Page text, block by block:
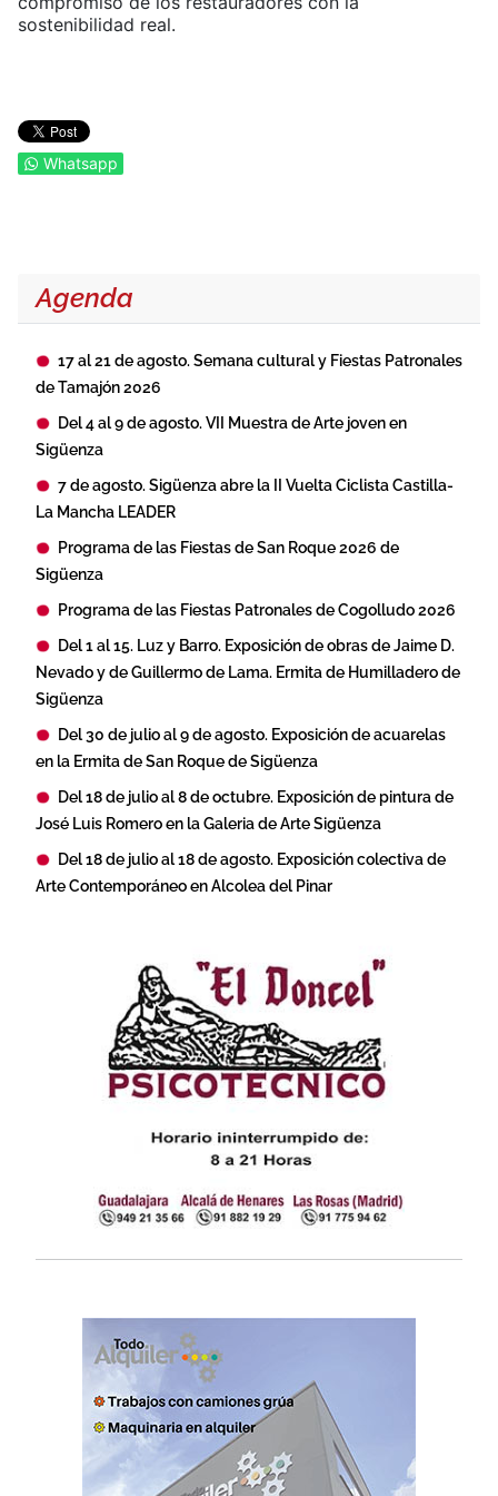
Agenda
17 al 21 de agosto. Semana cultural y Fiestas Patronales
de Tamajón 2026
Del 4 al 9 de agosto. VII Muestra de Arte joven en
Sigüenza
7 de agosto. Sigüenza abre la II Vuelta Ciclista Castilla-
La Mancha LEADER
Programa de las Fiestas de San Roque 2026 de
Sigüenza
Programa de las Fiestas Patronales de Cogolludo 2026
Del 1 al 15. Luz y Barro. Exposición de obras de Jaime D.
Nevado y de Guillermo de Lama. Ermita de Humilladero de
Sigüenza
Del 30 de julio al 9 de agosto. Exposición de acuarelas
en la Ermita de San Roque de Sigüenza
Del 18 de julio al 8 de octubre. Exposición de pintura de
José Luis Romero en la Galeria de Arte Sigüenza
Del 18 de julio al 18 de agosto. Exposición colectiva de
Arte Contemporáneo en Alcolea del Pinar
sostenibilidad real.
Whatsapp